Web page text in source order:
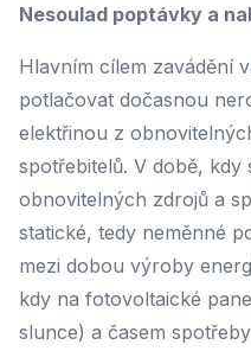
Nesoulad poptávky a
Hlavním cílem zavádění
potlačovat dočasnou
elektřinou z
spotřebitelů. V době, kdy
obnovitelných zdrojů a
statické, tedy neměnné
mezi dobou výroby
kdy na fotovoltaické
slunce) a časem